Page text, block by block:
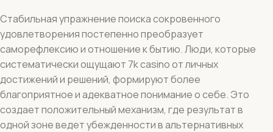
Стабильная упражнение поиска сокровенного
удовлетворения постепенно преобразует
саморефлексию и отношение к бытию. Люди, которые
систематически ощущают 7k casino от личных
достижений и решений, формируют более
благоприятное и адекватное понимание о себе. Это
создает положительный механизм, где результат в
одной зоне ведет убежденности в альтернативных